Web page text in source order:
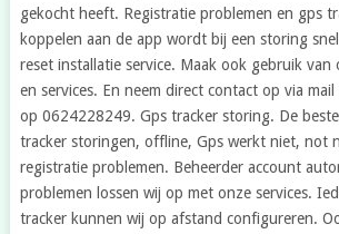
gekocht heeft. Registratie problemen en gps
koppelen aan de app wordt bij een storing
reset installatie service. Maak ook gebruik van
en services. En neem direct contact op via
op 0624228249. Gps tracker storing. De
tracker storingen, offline, Gps werkt niet, not
registratie problemen. Beheerder account
problemen lossen wij op met onze services.
tracker kunnen wij op afstand configureren.